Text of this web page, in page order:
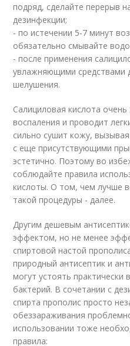
подряд, сделайте перерыв
дезинфекции;
- по истечении 5-7 минут
обязательно смывайте
- после применения
увлажняющими средствами
шелушения.
Салициловая кислота
воспаления и проводит
сильно сушит кожу,
с еще присутствующими
эстетично. Поэтому во
соблюдайте правила
кислоты. О том, чем лучше
такой процедуры - далее.
Другим дешевым
эффектом, но не менее
спиртовой настой
природный антисептик и
могут устоять практически
бактерий. В сочетании с
спирта прополис просто
обеззараживания
использовании тоже
правила: